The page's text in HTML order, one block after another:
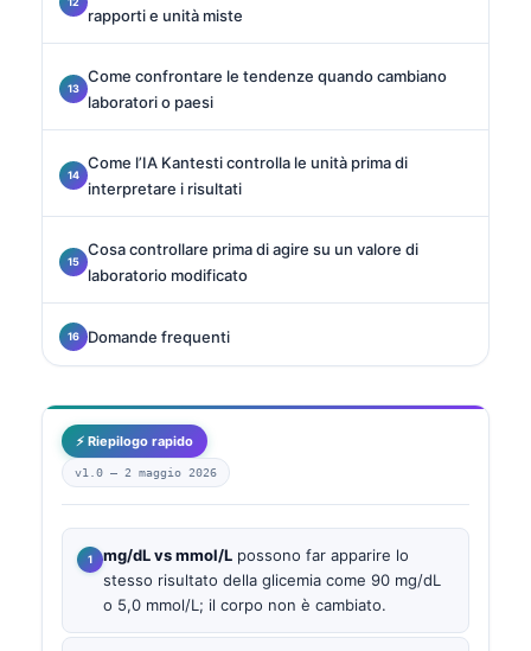
rapporti e unità miste
Come confrontare le tendenze quando cambiano
laboratori o paesi
Come l’IA Kantesti controlla le unità prima di
interpretare i risultati
Cosa controllare prima di agire su un valore di
laboratorio modificato
Domande frequenti
⚡ Riepilogo rapido
v1.0 — 2 maggio 2026
mg/dL vs mmol/L possono far apparire lo
stesso risultato della glicemia come 90 mg/dL
o 5,0 mmol/L; il corpo non è cambiato.